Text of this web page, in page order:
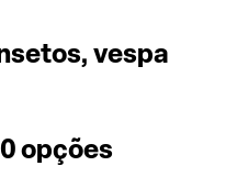
vespa
0 opções